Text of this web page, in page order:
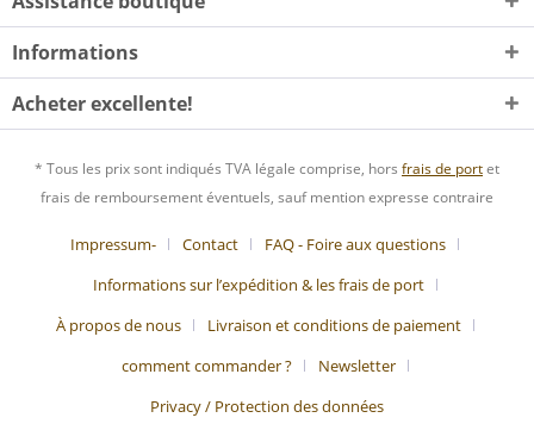
Informations
Acheter excellente!
* Tous les prix sont indiqués TVA légale comprise, hors frais de portet
frais de remboursement éventuels, sauf mention expresse contraire
Impressum- Contact
FAQ - Foire aux questions
Informations sur l’expédition & les frais de port
À propos de nous
Livraison et conditions de paiement
comment commander ?
Newsletter
Privacy / Protection des données